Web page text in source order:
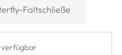
Faltschließe
verfügbar